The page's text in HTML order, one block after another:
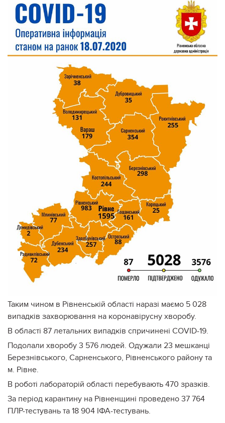
Таким чином в Рівненській області наразі маємо 5 028
випадків захворювання на коронавірусну хворобу.
В області 87 летальних випадків спричинені COVID-19.
Подолали хворобу 3 576 людей. Одужали 23 мешканці
Березнівського, Сарненського, Рівненського району та
м. Рівне.
В роботі лабораторій області перебувають 470 зразків.
За період карантину на Рівненщині проведено 37 764
ПЛР-тестувань та 18 904 ІФА-тестувань.